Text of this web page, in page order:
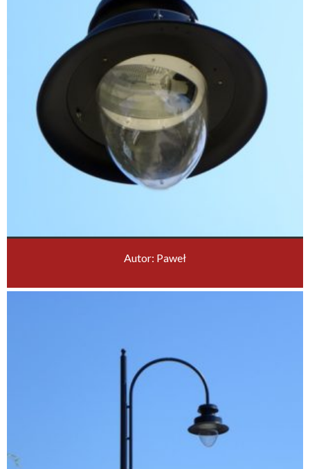
Autor: Paweł